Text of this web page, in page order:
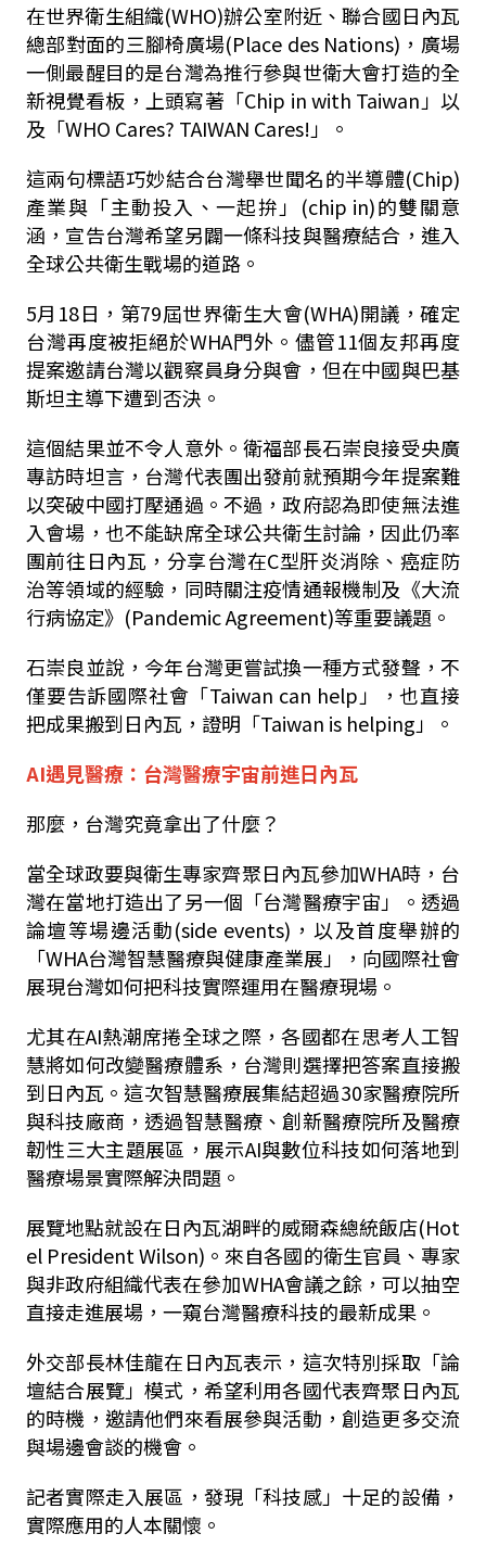
在世界衛生組織(WHO)辦公室附近、聯合國日內瓦
總部對面的三腳椅廣場(Place des Nations)，廣場
一側最醒目的是台灣為推行參與世衛大會打造的全
新視覺看板，上頭寫著「Chip in with Taiwan」以
及「WHO Cares? TAIWAN Cares!」。
這兩句標語巧妙結合台灣舉世聞名的半導體(Chip)
產業與「主動投入、一起拚」(chip in)的雙關意
涵，宣告台灣希望另闢一條科技與醫療結合，進入
全球公共衛生戰場的道路。
5月18日，第79屆世界衛生大會(WHA)開議，確定
台灣再度被拒絕於WHA門外。儘管11個友邦再度
提案邀請台灣以觀察員身分與會，但在中國與巴基
斯坦主導下遭到否決。
這個結果並不令人意外。衛福部長石崇良接受央廣
專訪時坦言，台灣代表團出發前就預期今年提案難
以突破中國打壓通過。不過，政府認為即使無法進
入會場，也不能缺席全球公共衛生討論，因此仍率
團前往日內瓦，分享台灣在C型肝炎消除、癌症防
治等領域的經驗，同時關注疫情通報機制及《大流
行病協定》(Pandemic Agreement)等重要議題。
石崇良並說，今年台灣更嘗試換一種方式發聲，不
僅要告訴國際社會「Taiwan can help」，也直接
把成果搬到日內瓦，證明「Taiwan is helping」。
AI遇見醫療：台灣醫療宇宙前進日內瓦
那麼，台灣究竟拿出了什麼？
當全球政要與衛生專家齊聚日內瓦參加WHA時，台
灣在當地打造出了另一個「台灣醫療宇宙」。透過
論壇等場邊活動(side events)，以及首度舉辦的
「WHA台灣智慧醫療與健康產業展」，向國際社會
展現台灣如何把科技實際運用在醫療現場。
尤其在AI熱潮席捲全球之際，各國都在思考人工智
慧將如何改變醫療體系，台灣則選擇把答案直接搬
到日內瓦。這次智慧醫療展集結超過30家醫療院所
與科技廠商，透過智慧醫療、創新醫療院所及醫療
韌性三大主題展區，展示AI與數位科技如何落地到
醫療場景實際解決問題。
展覽地點就設在日內瓦湖畔的威爾森總統飯店(Hot
el President Wilson)。來自各國的衛生官員、專家
與非政府組織代表在參加WHA會議之餘，可以抽空
直接走進展場，一窺台灣醫療科技的最新成果。
外交部長林佳龍在日內瓦表示，這次特別採取「論
壇結合展覽」模式，希望利用各國代表齊聚日內瓦
的時機，邀請他們來看展參與活動，創造更多交流
與場邊會談的機會。
記者實際走入展區，發現「科技感」十足的設備，
實際應用的人本關懷。